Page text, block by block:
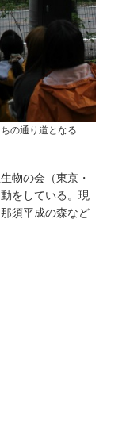
の通り道となる
物の会（東京・
をしている。現
須平成の森など